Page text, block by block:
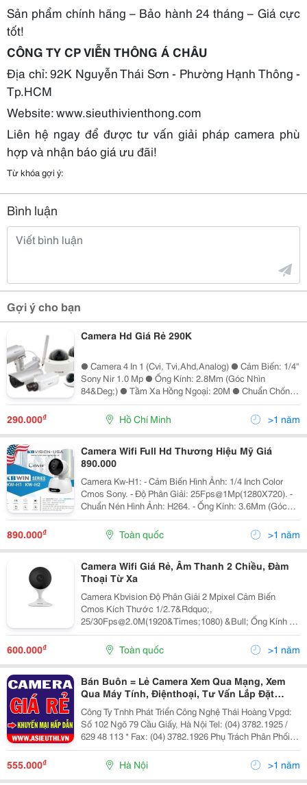
Sản phẩm chính hãng – Bảo hành 24 tháng – Giá cực
tốt!
CÔNG TY CP VIỄN THÔNG Á CHÂU
Địa chỉ: 92K Nguyễn Thái Sơn - Phường Hạnh Thông -
Tp.HCM
Website: www.sieuthivienthong.com
Liên hệ ngay để được tư vấn giải pháp camera phù
hợp và nhận báo giá ưu đãi!
Từ khóa gợi ý:
Bình luận
Gợi ý cho bạn
Camera Hd Giá Rẻ 290K
● Camera 4 In 1 (Cvi, Tvi,Ahd,Analog) ● Cảm Biến: 1/4''
Sony Nir 1.0 Mp ● Ống Kính: 2.8Mm (Góc Nhìn
84&Deg;) ● Tầm Xa Hồng Ngoại: 20M ● Chuẩn Chống
Bụi Nước Ip67 (Kx-A1003C4) ● Vỏ Nhựa Công Ty Tnhh
Thương Mại Dịch Vụ Công Nghệ Kỹ Thuật...
290.000₫ Hồ Chí Minh >1 năm
Camera Wifi Full Hd Thương Hiệu Mỹ Giá
890.000
Camera Kw-H1: - Cảm Biến Hình Ảnh: 1/4 Inch Color
Cmos Sony. - Độ Phân Giải: 25Fps@1Mp(1280X720). -
Chuẩn Nén Hình Ảnh: H264. - Ống Kính: 3.6Mm (Góc
Nhìn 60.5&Deg;). - Tầm Quan Sát Hồng Ngoại: 10 Mét
(Led Smd). - Hỗ Trợ Wifi (Ieee80
890.000₫ Toàn quốc >1 năm
Camera Wifi Giá Rẻ, Âm Thanh 2 Chiều, Đàm
Thoại Từ Xa
Camera Kbvision Độ Phân Giải 2 Mpixel Cảm Biến
Cmos Kích Thước 1/2.7&Rdquo;,
25/30Fps@2.0M(1920&Times;1080) &Bull; Ống Kính Cố
Định 2,8Mm Cho Góc Nhìn 112&Deg;(H), 58&Deg;(V),
131&Deg;(D) &Bull; Chuẩn Nén H.265, Độ Nhạy Sáng
Tối Thiểu 1.96Lux/F1.2(Co
600.000₫ Toàn quốc >1 năm
Bán Buôn = Lẻ Camera Xem Qua Mạng, Xem
Qua Máy Tính, Điệnthoại, Tư Vấn Lắp Đặt
Nhanh Giá Rẻ, Uy Tín, Chất Lương
Công Ty Tnhh Phát Triển Công Nghệ Thái Hoàng Vpgd:
Số 102 Ngõ 79 Cầu Giấy, Hà Nội Tel: (04) 3782.1925 /
629 48 113 * Fax: (04) 3782.1926 Phụ Trách Phân Phối :
Mr Linh : 0987 598 897 * 098 9 811 707 Website Bán
Hàng Trực Tuyến Của Công Ty
555.000₫ Hà Nội >1 năm